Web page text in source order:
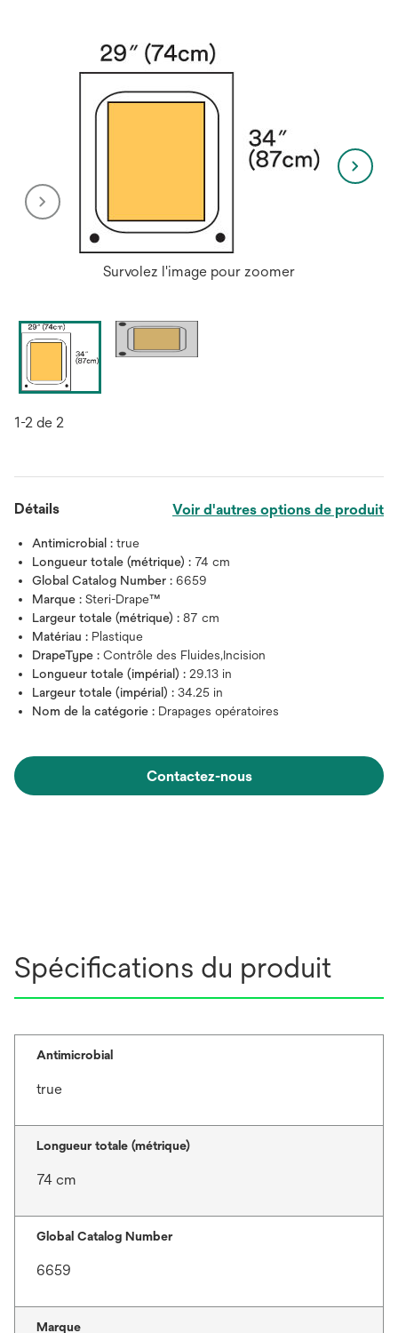
Survolez l'image pour zoomer
1-2 de 2
Détails Voir d'autres options de produit
Antimicrobial : true
Longueur totale (métrique) : 74 cm
Global Catalog Number : 6659
Marque : Steri-Drape™
Largeur totale (métrique) : 87 cm
Matériau : Plastique
DrapeType : Contrôle des Fluides,Incision
Longueur totale (impérial) : 29.13 in
Largeur totale (impérial) : 34.25 in
Nom de la catégorie : Drapages opératoires
Contactez-nous
Spécifications du produit
Antimicrobial
true
Longueur totale (métrique)
74 cm
Global Catalog Number
6659
Marque